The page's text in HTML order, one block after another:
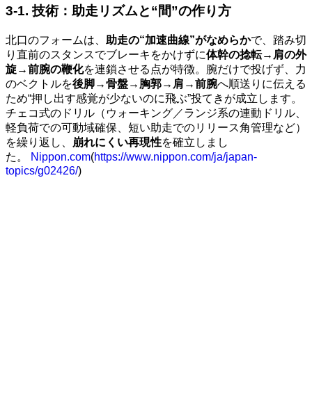
3-1. 技術：助走リズムと“間”の作り方
北口のフォームは、 助走の“加速曲線”がなめらかで、踏み切
り直前のスタンスでブレーキをかけずに体幹の捻転→肩の外
旋→前腕の鞭化を連鎖させる点が特徴。腕だけで投げず、力
のベクトルを後脚→骨盤→胸郭→肩→前腕へ順送りに伝える
ため“押し出す感覚が少ないのに飛ぶ”投てきが成立します。
チェコ式のドリル（ウォーキング／ランジ系の連動ドリル、
軽負荷での可動域確保、短い助走でのリリース角管理など）
を繰り返し、
崩れにくい再現性を確立しまし
た。
Nippon.com(https://www.nippon.com/ja/japan-
topics/g02426/)